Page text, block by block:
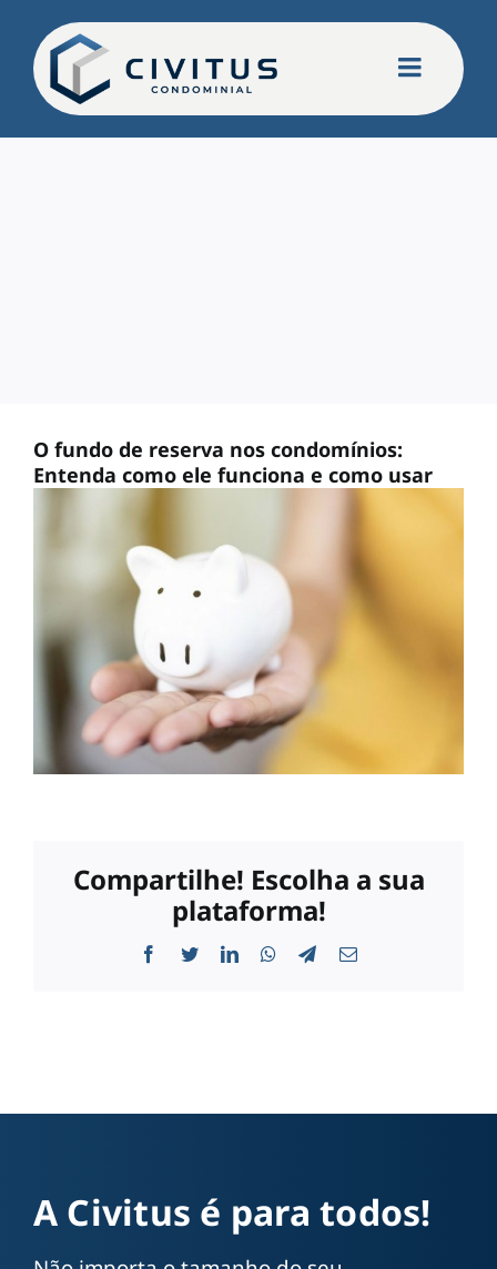
para
conteúdo
O fundo de reserva nos condomínios:
Entenda como ele funciona e como usar
Compartilhe! Escolha a sua
plataforma!
Facebook
TwitterLinkedInWhatsApp
Telegram
E-
A Civitus é para todos!